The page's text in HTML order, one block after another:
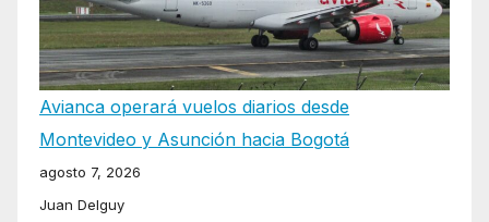
Avianca operará vuelos diarios desde
Montevideo y Asunción hacia Bogotá
agosto 7, 2026
Juan Delguy